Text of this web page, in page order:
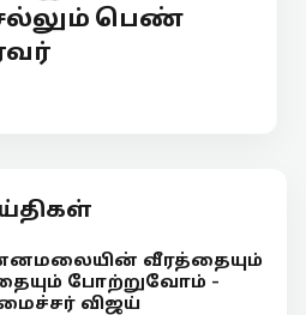
பெண்
வீரத்தையும்
போற்றுவோம் -
விஜய்